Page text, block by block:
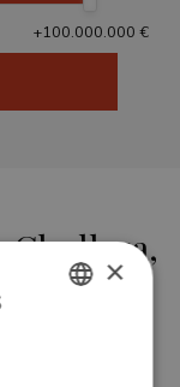
+100.000.000 €
Chullera,
desc.
×